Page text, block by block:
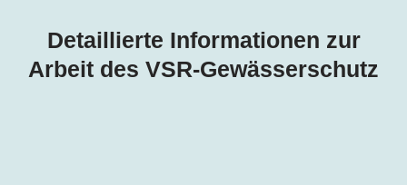
Detaillierte Informationen zur
Arbeit des VSR-Gewässerschutz